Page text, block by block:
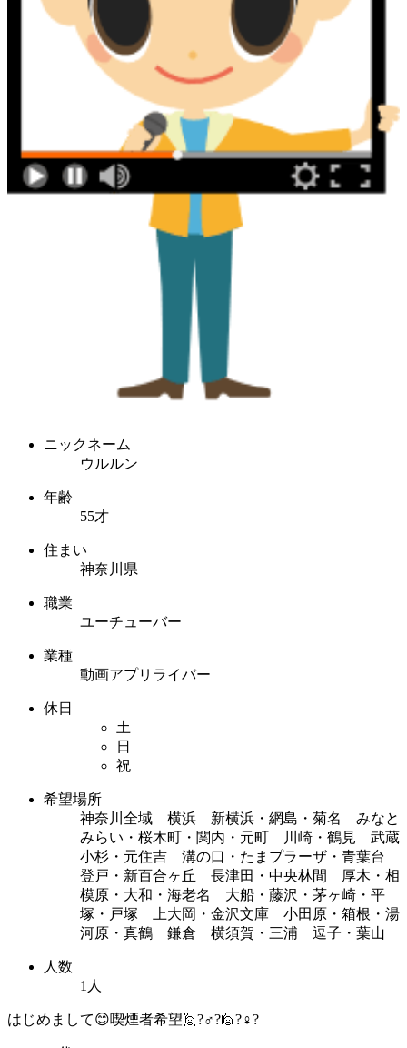
ニックネーム
ウルルン
年齢
55才
住まい
神奈川県
職業
ユーチューバー
業種
動画アプリライバー
休日
土
日
祝
希望場所
神奈川全域 横浜 新横浜・網島・菊名 みなと
みらい・桜木町・関内・元町 川崎・鶴見 武蔵
小杉・元住吉 溝の口・たまプラーザ・青葉台
登戸・新百合ヶ丘 長津田・中央林間 厚木・相
模原・大和・海老名 大船・藤沢・茅ヶ崎・平
塚・戸塚 上大岡・金沢文庫 小田原・箱根・湯
河原・真鶴 鎌倉 横須賀・三浦 逗子・葉山
人数
1人
はじめまして😊喫煙者希望🙋?♂?🙋?♀?